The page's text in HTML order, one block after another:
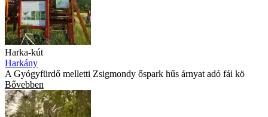
Harka-kút
Harkány
A Gyógyfürdő melletti Zsigmondy őspark hűs árnyat adó fái kö
Bővebben